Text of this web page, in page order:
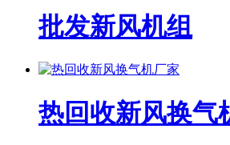
批发新风机组
热回收新风换气